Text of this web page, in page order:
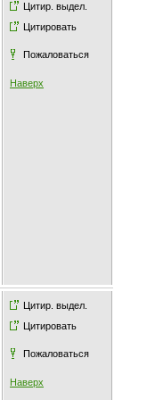
Цитир. выдел.
Цитировать
Пожаловаться
Наверх
Цитир. выдел.
Цитировать
Пожаловаться
Наверх